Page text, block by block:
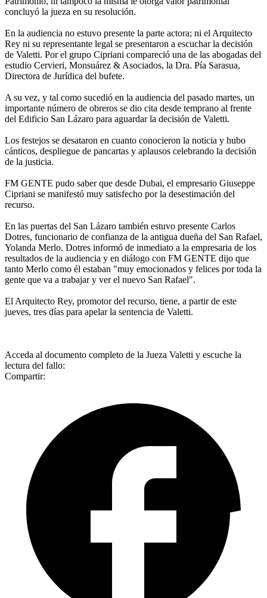
concluyó la jueza en su resolución.
En la audiencia no estuvo presente la parte actora; ni el Arquitecto
Rey ni su representante legal se presentaron a escuchar la decisión
de Valetti. Por el grupo Cipriani compareció una de las abogadas del
estudio Cervieri, Monsuárez & Asociados, la Dra. Pía Sarasua,
Directora de Jurídica del bufete.
A su vez, y tal como sucedió en la audiencia del pasado martes, un
importante número de obreros se dio cita desde temprano al frente
del Edificio San Lázaro para aguardar la decisión de Valetti.
Los festejos se desataron en cuanto conocieron la noticia y hubo
cánticos, despliegue de pancartas y aplausos celebrando la decisión
de la justicia.
FM GENTE pudo saber que desde Dubai, el empresario Giuseppe
Cipriani se manifestó muy satisfecho por la desestimación del
recurso.
En las puertas del San Lázaro también estuvo presente Carlos
Dotres, funcionario de confianza de la antigua dueña del San Rafael,
Yolanda Merlo. Dotres informó de inmediato a la empresaria de los
resultados de la audiencia y en diálogo con FM GENTE dijo que
tanto Merlo como él estaban "muy emocionados y felices por toda la
gente que va a trabajar y ver el nuevo San Rafael".
El Arquitecto Rey, promotor del recurso, tiene, a partir de este
jueves, tres días para apelar la sentencia de Valetti.
Acceda al documento completo de la Jueza Valetti y escuche la
lectura del fallo:
Compartir: